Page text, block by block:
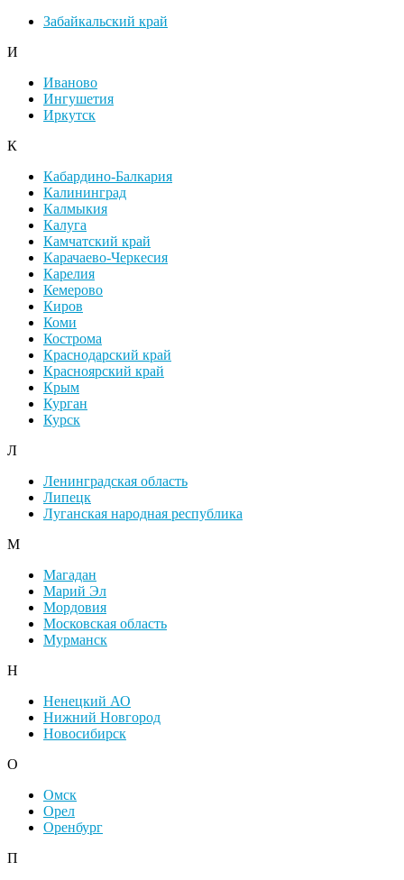
Забайкальский край
И
Иваново
Ингушетия
Иркутск
К
Кабардино-Балкария
Калининград
Калмыкия
Калуга
Камчатский край
Карачаево-Черкесия
Карелия
Кемерово
Киров
Коми
Кострома
Краснодарский край
Красноярский край
Крым
Курган
Курск
Л
Ленинградская область
Липецк
Луганская народная республика
М
Магадан
Марий Эл
Мордовия
Московская область
Мурманск
Н
Ненецкий АО
Нижний Новгород
Новосибирск
О
Омск
Орел
Оренбург
П